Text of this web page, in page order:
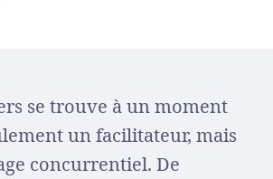
se trouve à un moment
un facilitateur, mais
concurrentiel. De